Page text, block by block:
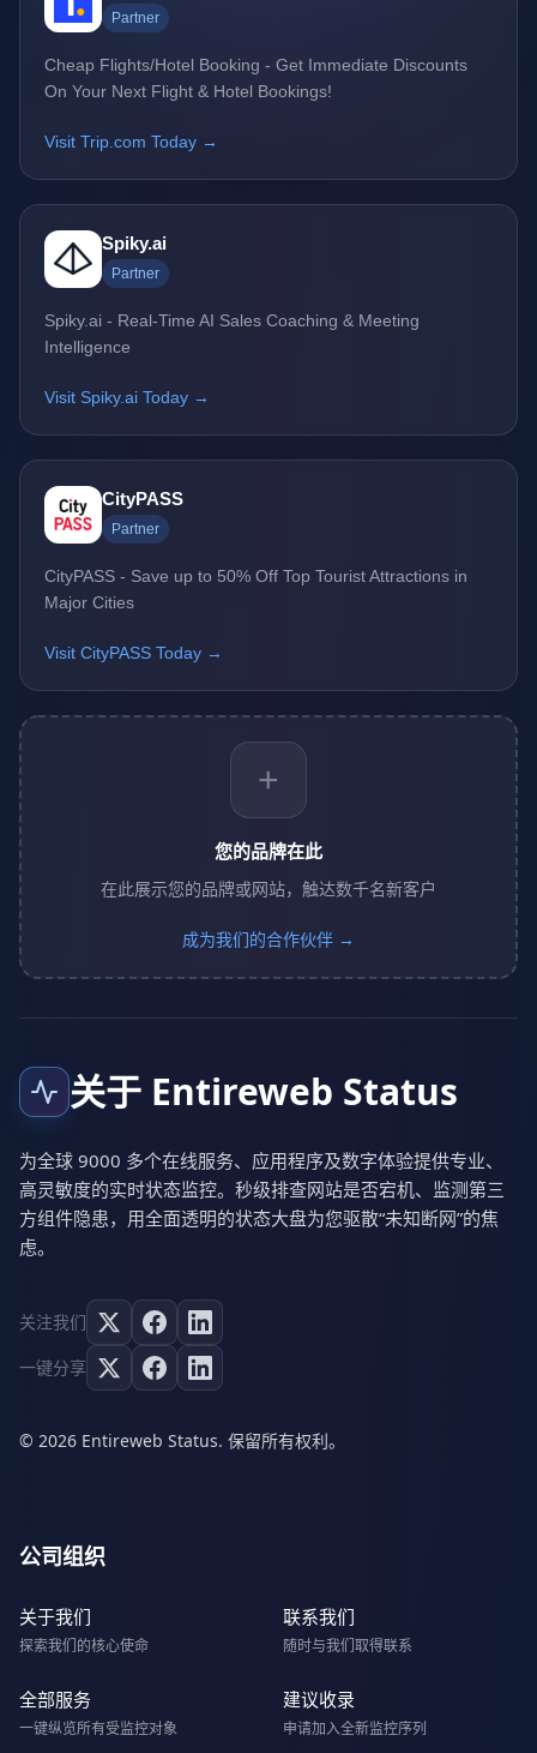
Partner
Cheap Flights/Hotel Booking - Get Immediate Discounts
On Your Next Flight & Hotel Bookings!
Visit Trip.com Today →
Spiky.ai
Partner
Spiky.ai - Real-Time AI Sales Coaching & Meeting
Intelligence
Visit Spiky.ai Today →
CityPASS
Partner
CityPASS - Save up to 50% Off Top Tourist Attractions in
Major Cities
Visit CityPASS Today →
+
您的品牌在此
在此展示您的品牌或网站，触达数千名新客户
成为我们的合作伙伴 →
关于 Entireweb Status
为全球 9000 多个在线服务、应用程序及数字体验提供专业、
高灵敏度的实时状态监控。秒级排查网站是否宕机、监测第三
方组件隐患，用全面透明的状态大盘为您驱散“未知断网”的焦
虑。
关注我们
一键分享
© 2026 Entireweb Status. 保留所有权利。
公司组织
关于我们
探索我们的核心使命
联系我们
随时与我们取得联系
全部服务
一键纵览所有受监控对象
建议收录
申请加入全新监控序列